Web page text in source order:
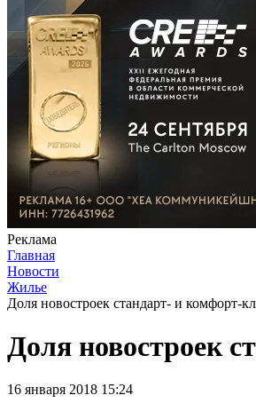
Реклама
Главная
Новости
Жилье
Доля новостроек стандарт- и комфорт-
Доля новостроек
16 января 2018 15:24